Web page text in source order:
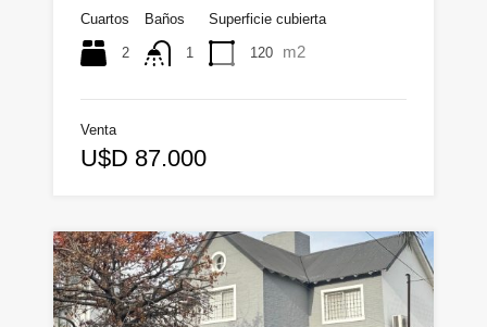
Cuartos
2
Baños
1
Superficie cubierta
120 m2
Venta
U$D 87.000